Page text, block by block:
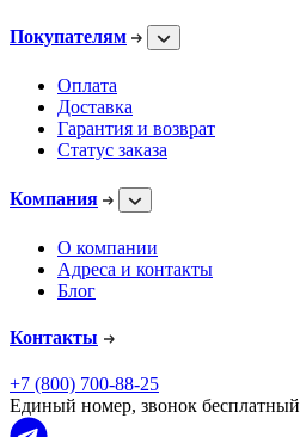
Покупателям
Оплата
Доставка
Гарантия и возврат
Статус заказа
Компания
О компании
Адреса и контакты
Блог
Контакты
+7 (800) 700-88-25
Единый номер, звонок бесплатный